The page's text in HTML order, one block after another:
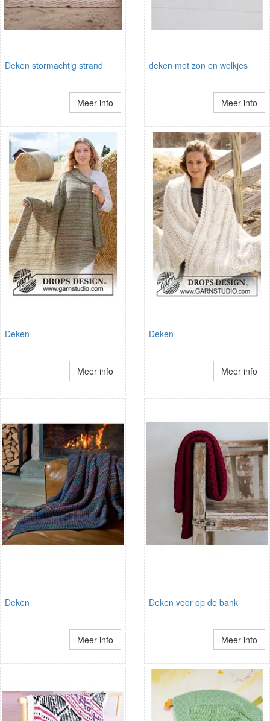
Deken stormachtig strand
Meer info
deken met zon en wolkjes
Meer info
Deken
Meer info
Deken
Meer info
Deken
Meer info
Deken voor op de bank
Meer info